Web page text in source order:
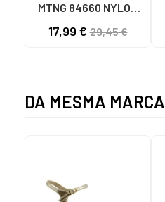
MTNG 84660 NYLON
C59785 - - NYLON
17,99 €29,45 €
DA MESMA MARCA